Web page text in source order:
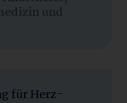
und
für Herz-